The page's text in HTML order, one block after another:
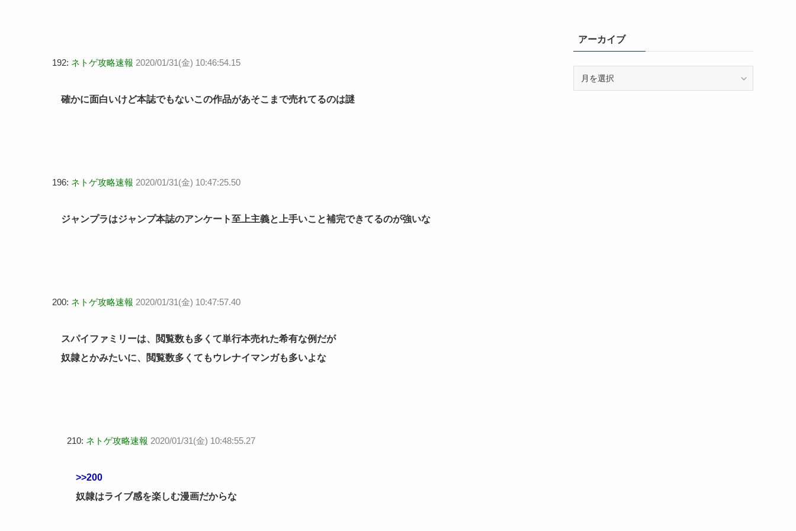
192: ネトゲ攻略速報 2020/01/31(金) 10:46:54.15
確かに面白いけど本誌でもないこの作品があそこまで売れてるのは謎
196: ネトゲ攻略速報 2020/01/31(金) 10:47:25.50
ジャンプラはジャンプ本誌のアンケート至上主義と上手いこと補完できてるのが強いな
200: ネトゲ攻略速報 2020/01/31(金) 10:47:57.40
スパイファミリーは、閲覧数も多くて単行本売れた希有な例だが
奴隷とかみたいに、閲覧数多くてもウレナイマンガも多いよな
210: ネトゲ攻略速報 2020/01/31(金) 10:48:55.27
>>200
奴隷はライブ感を楽しむ漫画だからな
アーカイブ